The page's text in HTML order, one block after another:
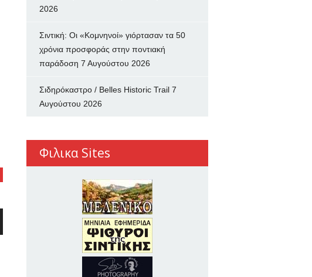
2026
Σιντική: Οι «Κομνηνοί» γιόρτασαν τα 50
χρόνια προσφοράς στην ποντιακή
παράδοση 7 Αυγούστου 2026
Σιδηρόκαστρο / Belles Historic Trail 7
Αυγούστου 2026
Φιλικα Sites